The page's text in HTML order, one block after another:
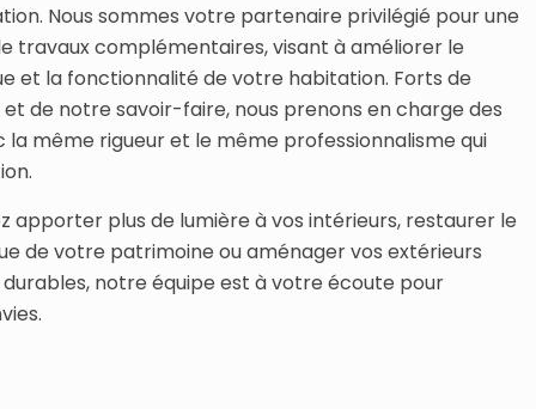
Nous sommes votre partenaire privilégié pour une
travaux complémentaires, visant à améliorer le
et la fonctionnalité de votre habitation. Forts de
de notre savoir-faire, nous prenons en charge des
la même rigueur et le même professionnalisme qui
apporter plus de lumière à vos intérieurs, restaurer le
de votre patrimoine ou aménager vos extérieurs
notre équipe est à votre écoute pour